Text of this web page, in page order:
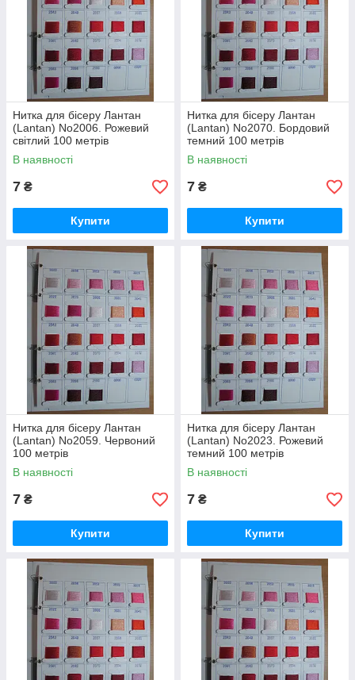
Нитка для бісеру Лантан
(Lantan) No2006. Рожевий
світлий 100 метрів
В наявності
7 ₴
Купити
Нитка для бісеру Лантан
(Lantan) No2070. Бордовий
темний 100 метрів
В наявності
7 ₴
Купити
Нитка для бісеру Лантан
(Lantan) No2059. Червоний
100 метрів
В наявності
7 ₴
Купити
Нитка для бісеру Лантан
(Lantan) No2023. Рожевий
темний 100 метрів
В наявності
7 ₴
Купити